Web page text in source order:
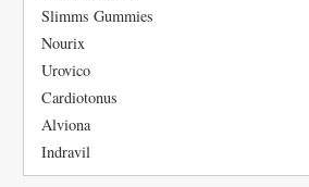
Slimms Gummies
Nourix
Urovico
Cardiotonus
Alviona
Indravil